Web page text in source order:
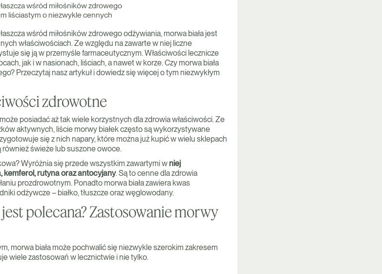
wśród miłośników zdrowego
liściastym o niezwykle cennych
wśród miłośników zdrowego odżywiania, morwa biała jest
właściwościach. Ze względu na zawarte w niej liczne
się ją w przemyśle farmaceutycznym. Właściwości lecznicze
jak i w nasionach, liściach, a nawet w korze. Czy morwa biała
Przeczytaj nasz artykuł i dowiedz się więcej o tym niezwykłym
zdrowotne
posiadać aż tak wiele korzystnych dla zdrowia właściwości. Ze
aktywnych, liście morwy białek często są wykorzystywane
się z nich napary, które można już kupić w wielu sklepach
świeże lub suszone owoce.
Wyróżnia się przede wszystkim zawartymi w niej
kemferol, rutyna oraz antocyjany. Są to cenne dla zdrowia
prozdrowotnym. Ponadto morwa biała zawiera kwas
odżywcze – białko, tłuszcze oraz węglowodany.
jest polecana? Zastosowanie morwy
morwa biała może pochwalić się niezwykle szerokim zakresem
wiele zastosowań w lecznictwie i nie tylko.